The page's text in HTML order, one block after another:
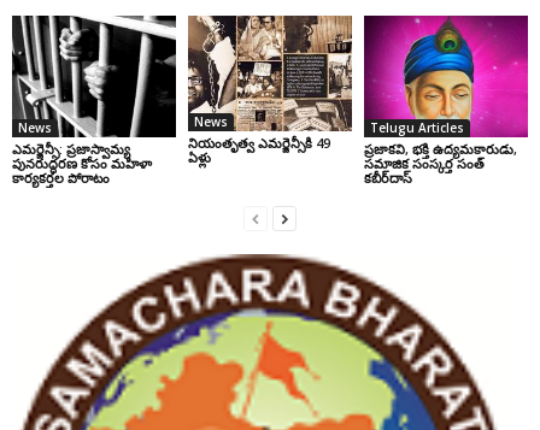
News
ఎమర్జెన్సీ: ప్రజాస్వామ్య
పునరుద్ధరణ కోసం మహిళా
కార్యకర్తల పోరాటం
News
నియంతృత్వ ఎమర్జెన్సీకి 49
ఏళ్లు
Telugu Articles
ప్రజాకవి, భక్తి ఉద్యమకారుడు,
సమాజిక సంస్కర్త సంత్‌
కబీర్‌దాస్‌